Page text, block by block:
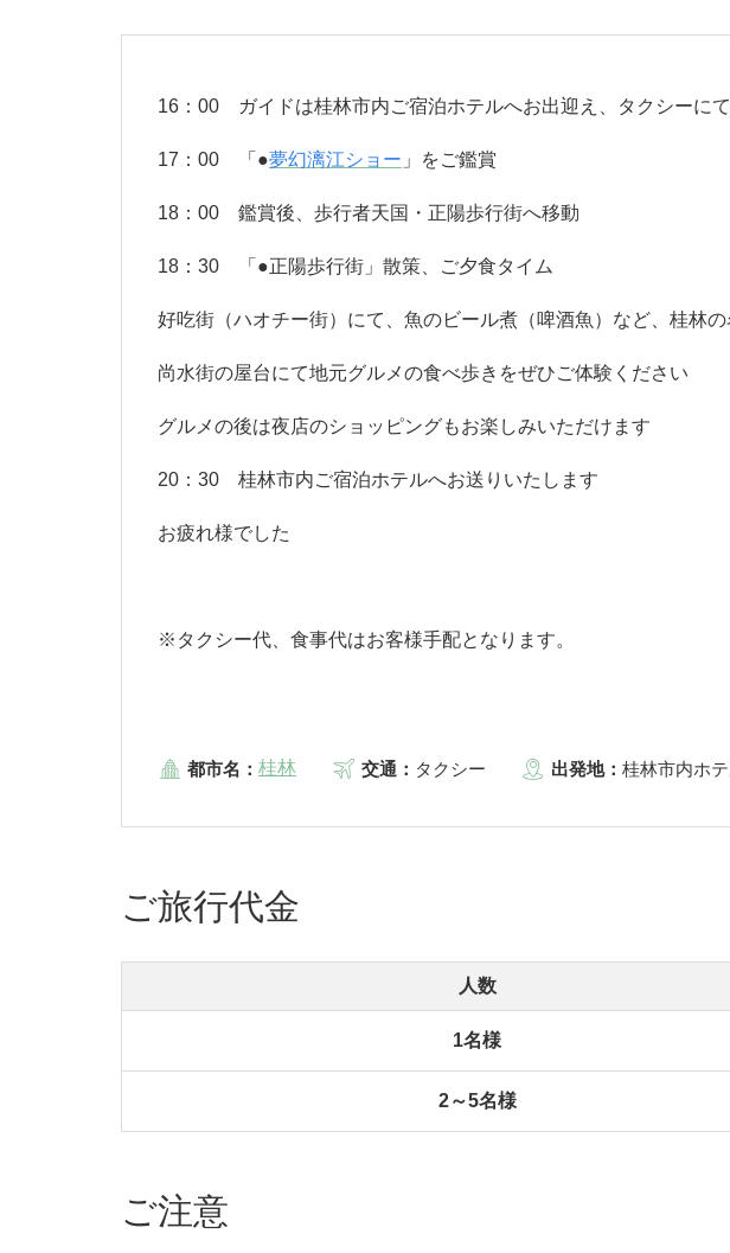
16：00 ガイドは桂林市内ご宿泊ホテルへお出迎え、タクシーに
17：00 「●夢幻漓江ショー 」をご鑑賞
18：00 鑑賞後、歩行者天国・正陽歩行街へ移動
18：30 「●正陽歩行街」散策、ご夕食タイム
好吃街（ハオチー街）にて、魚のビール煮（啤酒魚）など、桂林
尚水街の屋台にて地元グルメの食べ歩きをぜひご体験ください
グルメの後は夜店のショッピングもお楽しみいただけます
20：30 桂林市内ご宿泊ホテルへお送りいたします
お疲れ様でした
※タクシー代、食事代はお客様手配となります。
都市名： 桂林 交通： タクシー 出発地： 桂林市内ホ
ご旅行代金
人数
1名様
2～5名様
ご注意